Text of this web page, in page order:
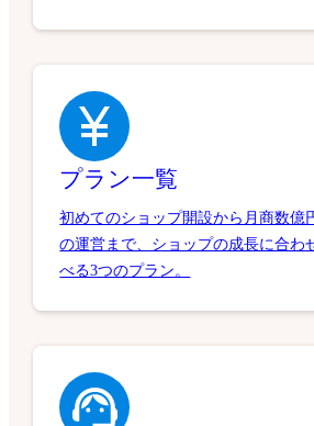
プラン一覧
初めてのショップ開設から月商数億
の運営まで、ショップの成長に合わ
べる3つのプラン。